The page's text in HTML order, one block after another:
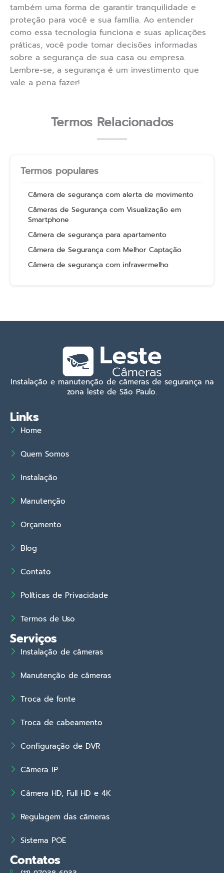
também uma forma de garantir tranquilidade e
proteção para você e sua família. Ao entender
como essa tecnologia funciona e suas aplicações
práticas, você pode tomar decisões informadas
sobre a segurança de sua casa ou empresa.
Lembre-se, a segurança é um investimento que
vale a pena fazer!
Termos Relacionados
Termos populares
Câmera de segurança com alerta de movimento
Câmeras de Segurança com Visualização em
Smartphone
Câmera de segurança para apartamento
Câmera de Segurança com Melhor Captação
Câmera de segurança com infravermelho
Instalação e manutenção de câmeras de segurança na
zona leste de São Paulo.
Links
Home
Quem Somos
Instalação
Manutenção
Orçamento
Blog
Contato
Políticas de Privacidade
Termos de Uso
Serviços
Instalação de câmeras
Manutenção de câmeras
Troca de fonte
Troca de cabeamento
Configuração de DVR
Câmera IP
Câmera HD, Full HD e 4K
Regulagem das câmeras
Sistema POE
Contatos